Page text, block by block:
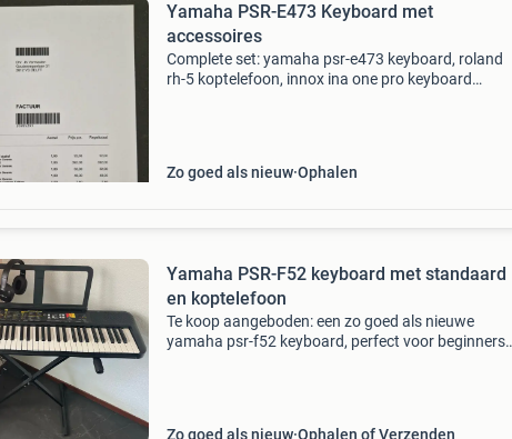
Yamaha PSR-E473 Keyboard met
accessoires
Complete set: yamaha psr-e473 keyboard, roland
rh-5 koptelefoon, innox ina one pro keyboard
Zo goed als nieuw Ophalen
Yamaha PSR-F52 keyboard met standaard
en koptelefoon
Te koop aangeboden: een zo goed als nieuwe
yamaha psr-f52 keyboard, perfect voor beginners
Zo goed als nieuw Ophalen of Verzenden